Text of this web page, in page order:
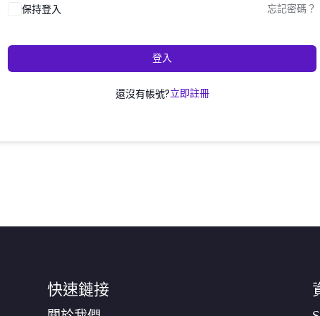
保持登入 忘記密碼？
登入
還沒有帳號?立即註冊
快速鏈接